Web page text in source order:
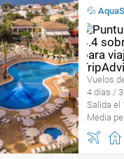
💦
Vuelos
4 días /
Salida el
Media